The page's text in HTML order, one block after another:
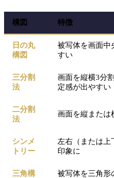
構図 特徴
日の丸
構図
被写体を画面中
すい
三分割
法
画面を縦横3分
定感が出やすい
二分割
法
画面を縦または
シンメ
トリー
左右（または上
印象に
三角構
被写体を三角形